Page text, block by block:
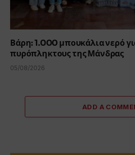
Βάρη: 1.000 μπουκάλια νερό
πυρόπληκτους της Μάνδρας
05/08/2026
ADD A